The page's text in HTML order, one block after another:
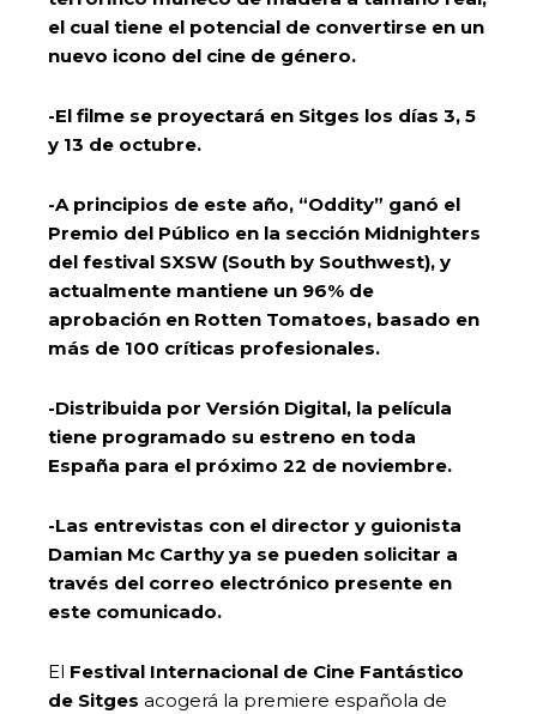
el cual tiene el potencial de convertirse en un
nuevo icono del cine de género.
-El filme se proyectará en Sitges los días 3, 5
y 13 de octubre.
-A principios de este año, “Oddity” ganó el
Premio del Público en la sección Midnighters
del festival SXSW (South by Southwest), y
actualmente mantiene un 96% de
aprobación en Rotten Tomatoes, basado en
más de 100 críticas profesionales.
-Distribuida por Versión Digital, la película
tiene programado su estreno en toda
España para el próximo 22 de noviembre.
-Las entrevistas con el director y guionista
Damian Mc Carthy ya se pueden solicitar a
través del correo electrónico presente en
este comunicado.
El Festival Internacional de Cine Fantástico
de Sitges acogerá la premiere española de